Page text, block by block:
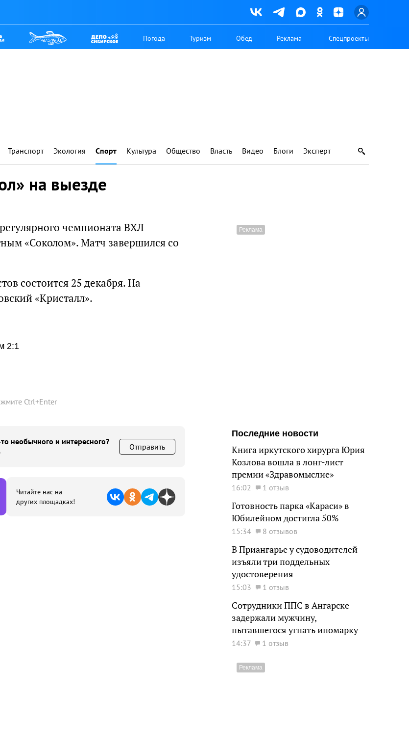
Погода Туризм Обед Реклама Спецпроекты
Транспорт Экология Спорт Культура Общество Власть Видео Блоги Эксперт
на выезде
чемпионата ВХЛ
«Соколом». Матч завершился со
состоится 25 декабря. На
«Кристалл».
2:1
Ctrl+Enter
необычного и интересного?
Отправить
Читайте нас на
других площадках!
Последние новости
Книга иркутского хирурга Юрия
Козлова вошла в лонг-лист
премии «Здравомыслие»
16:02 1 отзыв
Готовность парка «Караси» в
Юбилейном достигла 50%
15:34 8 отзывов
В Приангарье у судоводителей
изъяли три поддельных
удостоверения
15:03 1 отзыв
Сотрудники ППС в Ангарске
задержали мужчину,
пытавшегося угнать иномарку
14:37 1 отзыв